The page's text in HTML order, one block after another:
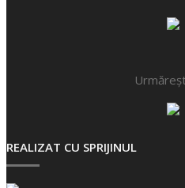
REALIZAT CU SPRIJINUL